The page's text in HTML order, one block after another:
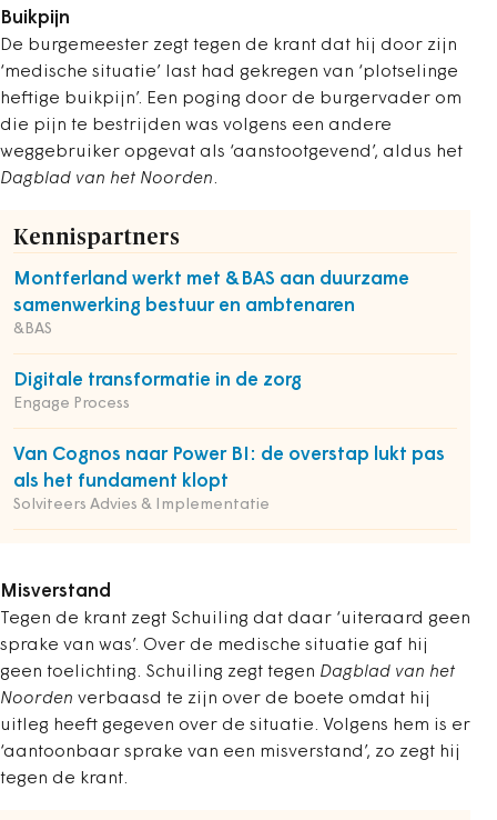
Buikpijn
De burgemeester zegt tegen de krant dat hij door zijn
‘medische situatie’ last had gekregen van ‘plotselinge
heftige buikpijn’. Een poging door de burgervader om
die pijn te bestrijden was volgens een andere
weggebruiker opgevat als ‘aanstootgevend’, aldus het
Dagblad van het Noorden.
Kennispartners
Montferland werkt met &BAS aan duurzame
samenwerking bestuur en ambtenaren
&BAS
Digitale transformatie in de zorg
Engage Process
Van Cognos naar Power BI: de overstap lukt pas
als het fundament klopt
Solviteers Advies & Implementatie
Misverstand
Tegen de krant zegt Schuiling dat daar ‘uiteraard geen
sprake van was’. Over de medische situatie gaf hij
geen toelichting. Schuiling zegt tegen Dagblad van het
Noorden verbaasd te zijn over de boete omdat hij
uitleg heeft gegeven over de situatie. Volgens hem is er
‘aantoonbaar sprake van een misverstand’, zo zegt hij
tegen de krant.